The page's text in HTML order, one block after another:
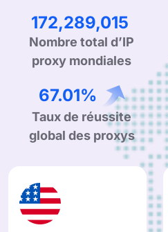
255,081,029
Nombre total d’IP
proxy mondiales
99.90%
Taux de réussite
global des proxys